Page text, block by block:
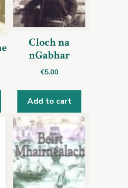
Cloch na
nGabhar
€5.00
Add to cart